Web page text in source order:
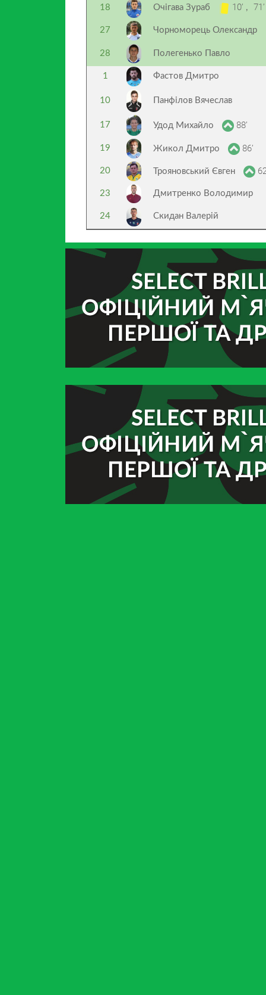
18 Очігава Зураб 10’ ,
27 Чорноморець Олександр
28 Полегенько Павло
1 Фастов Дмитро
10 Панфілов Вячеслав
17 Удод Михайло 88’
19 Жикол Дмитро 86’
20 Трояновський Євген
23 Дмитренко Володимир
24 Скидан Валерій